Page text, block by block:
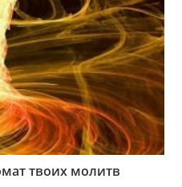
твоих молитв